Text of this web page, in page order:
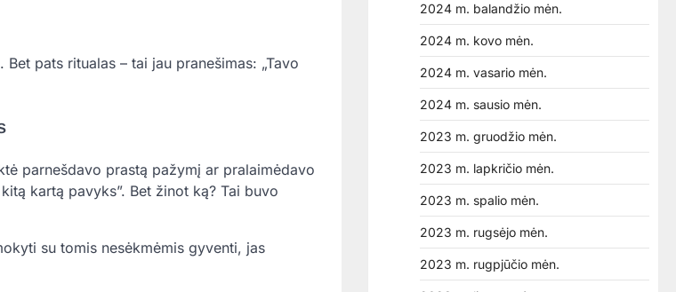
pats ritualas – tai jau pranešimas: „Tavo
parnešdavo prastą pažymį ar pralaimėdavo
kartą pavyks”. Bet žinot ką? Tai buvo
su tomis nesėkmėmis gyventi, jas
2024 m. balandžio mėn.
2024 m. kovo mėn.
2024 m. vasario mėn.
2024 m. sausio mėn.
2023 m. gruodžio mėn.
2023 m. lapkričio mėn.
2023 m. spalio mėn.
2023 m. rugsėjo mėn.
2023 m. rugpjūčio mėn.